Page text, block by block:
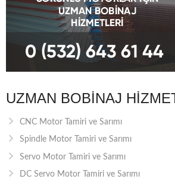
UZMAN BOBINAJ
CNC Motor Tamiri ve Sarımı
Spindle Motor Tamiri ve Sarımı
Servo Motor Tamiri ve Sarımı
DC Servo Motor Tamiri ve Sarımı